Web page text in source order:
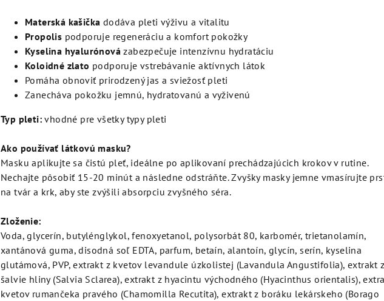
Materská kašička dodáva pleti výživu a vitalitu
Propolis podporuje regeneráciu a komfort pokožky
Kyselina hyalurónová zabezpečuje intenzívnu hydratáciu
Koloidné zlato podporuje vstrebávanie aktívnych látok
Pomáha obnoviť prirodzený jas a sviežosť pleti
Zanecháva pokožku jemnú, hydratovanú a vyživenú
Typ pleti: vhodné pre všetky typy pleti
Ako používať látkovú masku?
Masku aplikujte sa čistú pleť, ideálne po aplikovaní prechádzajúcich krokov v rutine.
Nechajte pôsobiť 15-20 minút a následne odstráňte. Zvyšky masky jemne vmasírujte
na tvár a krk, aby ste zvýšili absorpciu zvyšného séra.
Zloženie:
Voda, glycerín, butylénglykol, fenoxyetanol, polysorbát 80, karbomér, trietanolamín,
xantánová guma, disodná soľ EDTA, parfum, betaín, alantoín, glycín, serín, kyselina
glutámová, PVP, extrakt z kvetov levandule úzkolistej (Lavandula Angustifolia), extrakt
šalvie hliny (Salvia Sclarea), extrakt z hyacintu východného (Hyacinthus orientalis),
kvetov rumančeka pravého (Chamomilla Recutita), extrakt z boráku lekárskeho (Borago